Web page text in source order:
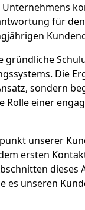
für
Die
sondern
einer
unserer
ersten
es unseren